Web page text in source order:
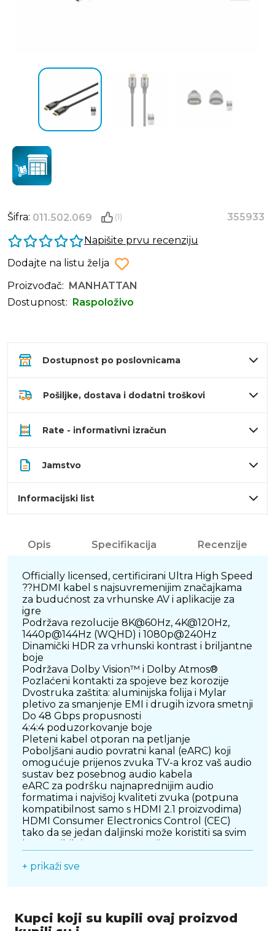
Šifra: 011.502.069 (1)
355933
Napišite prvu recenziju
Dodajte na listu želja
Proizvođač:
MANHATTAN
Dostupnost:
Raspoloživo
Dostupnost po poslovnicama
Pošiljke, dostava i dodatni troškovi
Rate - informativni izračun
Jamstvo
Informacijski list
Opis Specifikacija Recenzije
Officially licensed, certificirani Ultra High Speed
??HDMI kabel s najsuvremenijim značajkama
za budućnost za vrhunske AV i aplikacije za
igre
Podržava rezolucije 8K@60Hz, 4K@120Hz,
1440p@144Hz (WQHD) i 1080p@240Hz
Dinamički HDR za vrhunski kontrast i briljantne
boje
Podržava Dolby Vision™ i Dolby Atmos®
Pozlaćeni kontakti za spojeve bez korozije
Dvostruka zaštita: aluminijska folija i Mylar
pletivo za smanjenje EMI i drugih izvora smetnji
Do 48 Gbps propusnosti
4:4:4 poduzorkovanje boje
Pleteni kabel otporan na petljanje
Poboljšani audio povratni kanal (eARC) koji
omogućuje prijenos zvuka TV-a kroz vaš audio
sustav bez posebnog audio kabela
eARC za podršku najnaprednijim audio
formatima i najvišoj kvaliteti zvuka (potpuna
kompatibilnost samo s HDMI 2.1 proizvodima)
HDMI Consumer Electronics Control (CEC)
tako da se jedan daljinski može koristiti sa svim
mrežne veze na HDMI vezu bez zasebnog
medija (QMS), brzi prijenos okvira (QFT) i
automatski način niske latencije (ALLM)
+ prikaži sve
Kupci koji su kupili ovaj proizvod